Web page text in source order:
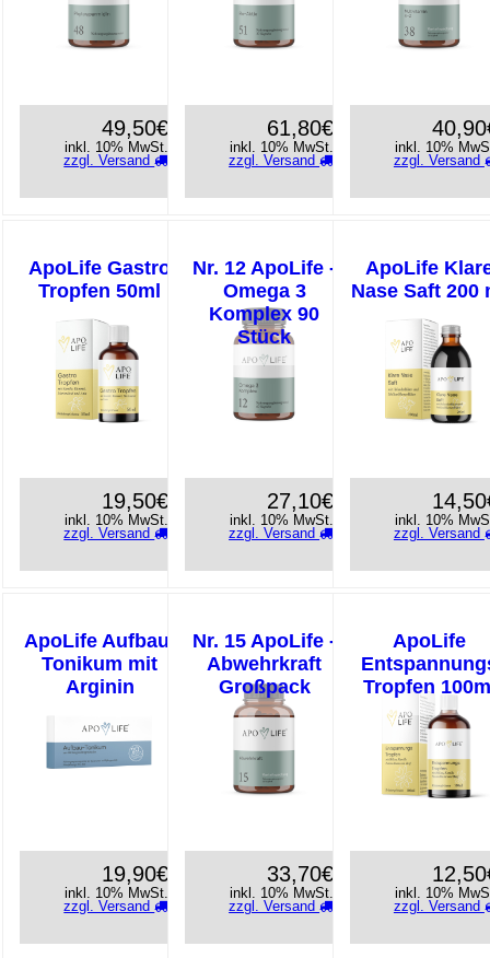
49,50€
inkl. 10% MwSt.
zzgl. Versand
61,80€
inkl. 10% MwSt.
zzgl. Versand
inkl. 10%
zzgl. Versand
ApoLife Gastro
Tropfen 50ml
19,50€
inkl. 10% MwSt.
zzgl. Versand
Nr. 12 ApoLife -
Omega 3
Komplex 90
Stück
27,10€
inkl. 10% MwSt.
zzgl. Versand
ApoLife
Nase Saft 200
inkl. 10%
zzgl. Versand
ApoLife Aufbau-
Tonikum mit
Arginin
19,90€
inkl. 10% MwSt.
zzgl. Versand
Nr. 15 ApoLife -
Abwehrkraft
Großpack
33,70€
inkl. 10% MwSt.
zzgl. Versand
ApoLife
Tropfen
inkl. 10%
zzgl. Versand